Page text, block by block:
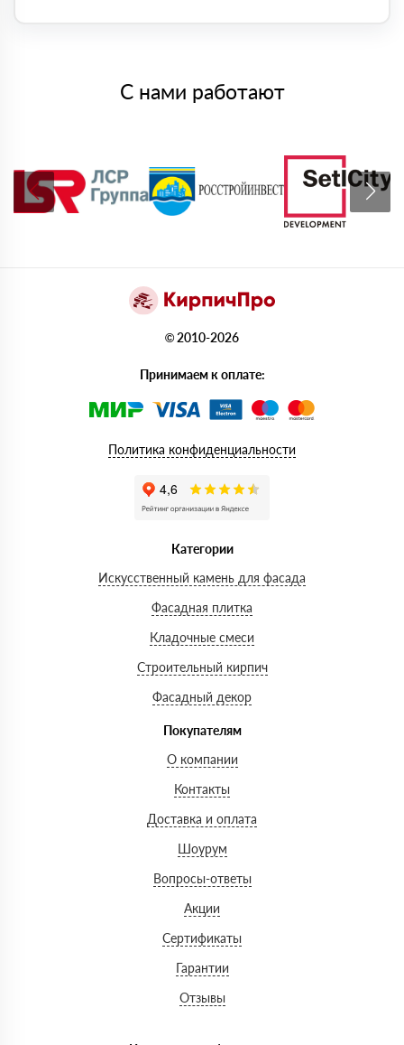
С нами работают
© 2010-2026
Принимаем к оплате:
Политика конфиденциальности
Категории
Искусственный камень для фасада
Фасадная плитка
Кладочные смеси
Строительный кирпич
Фасадный декор
Покупателям
О компании
Контакты
Доставка и оплата
Шоурум
Вопросы-ответы
Акции
Сертификаты
Гарантии
Отзывы